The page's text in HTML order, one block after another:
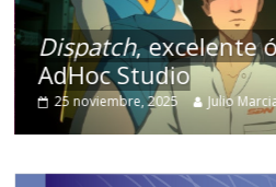
Dispatch, excelente
AdHoc Studio
25 noviembre, 2025 Julio